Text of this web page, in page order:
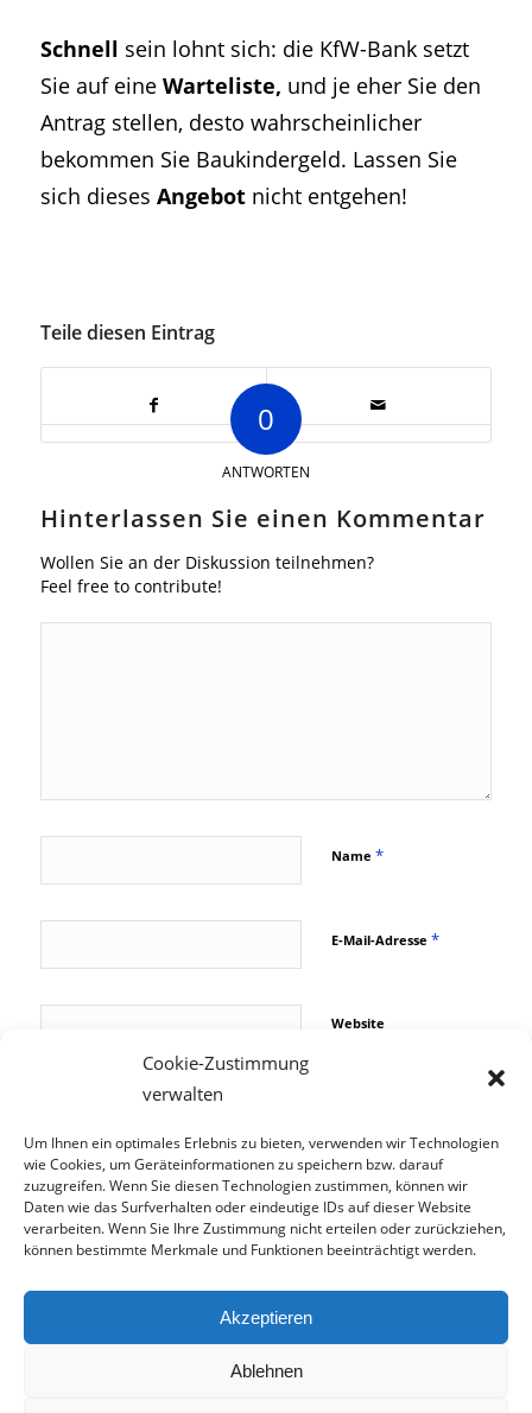
Cookie-Zustimmung
verwalten
Um Ihnen ein optimales Erlebnis zu bieten, verwenden wir Technologien
wie Cookies, um Geräteinformationen zu speichern bzw. darauf
zuzugreifen. Wenn Sie diesen Technologien zustimmen, können wir
Daten wie das Surfverhalten oder eindeutige IDs auf dieser Website
verarbeiten. Wenn Sie Ihre Zustimmung nicht erteilen oder zurückziehen,
können bestimmte Merkmale und Funktionen beeinträchtigt werden.
Akzeptieren
Ablehnen
Schnell sein lohnt sich: die KfW-Bank setzt
Sie auf eine Warteliste, und je eher Sie den
Antrag stellen, desto wahrscheinlicher
bekommen Sie Baukindergeld. Lassen Sie
sich dieses Angebotnicht entgehen!
Teile diesen Eintrag
0
ANTWORTEN
Hinterlassen Sie einen Kommentar
Wollen Sie an der Diskussion teilnehmen?
Feel free to contribute!
Name *
E-Mail-Adresse *
Website
Browser für meinen
nächsten Kommentar
speichern.